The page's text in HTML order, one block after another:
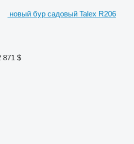
новый бур садовый Talex R206
871 $